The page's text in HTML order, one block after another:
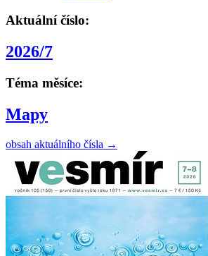
Aktuální číslo:
2026/7
Téma měsíce:
Mapy
obsah aktuálního čísla →